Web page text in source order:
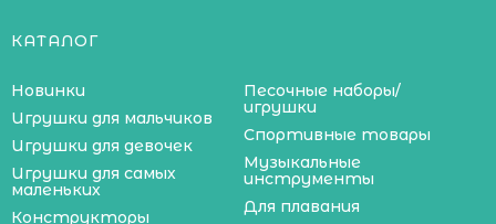
КАТАЛОГ
Новинки
Игрушки для мальчиков
Игрушки для девочек
Игрушки для самых
маленьких
Конструкторы
Песочные наборы/
игрушки
Спортивные товары
Музыкальные
инструменты
Для плавания